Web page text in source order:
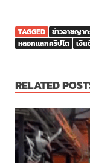
TAGGED ข่าวอาชญา
หลอกแลกคริปโต
เงิ
RELATED